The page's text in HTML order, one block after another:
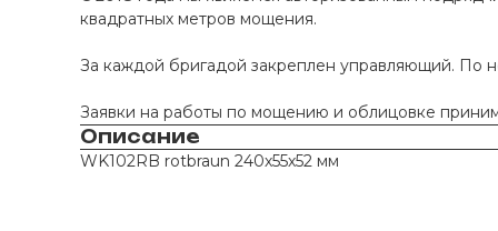
квадратных метров мощения.
За каждой бригадой закреплен управляющий. По
Заявки на работы по мощению и облицовке
Описание
WK102RB rotbraun 240х55х52 мм